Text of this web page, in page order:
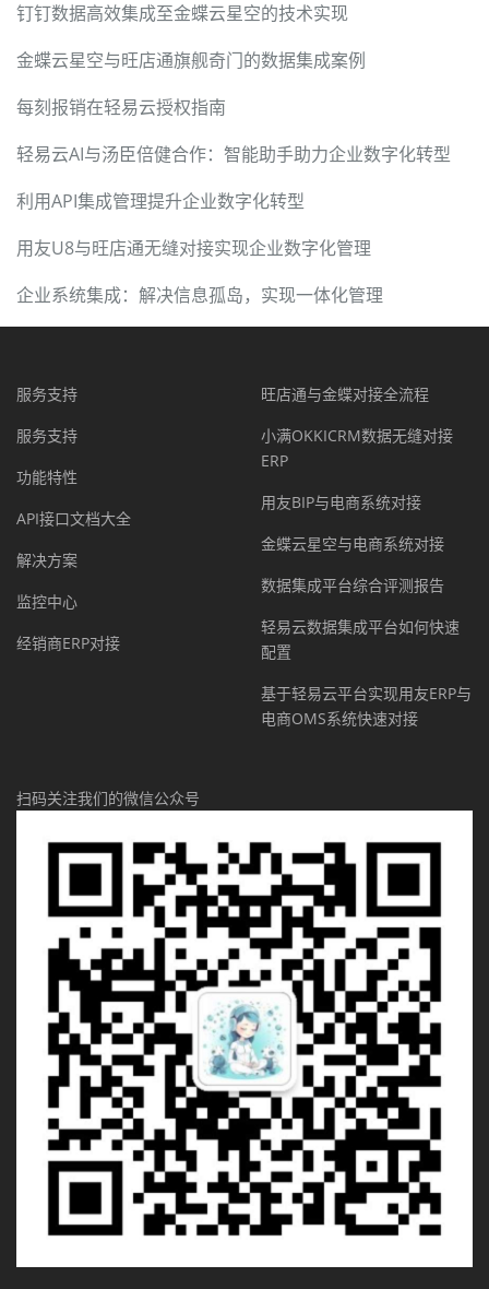
钉钉数据高效集成至金蝶云星空的技术实现
金蝶云星空与旺店通旗舰奇门的数据集成案例
每刻报销在轻易云授权指南
轻易云AI与汤臣倍健合作：智能助手助力企业数字化转型
利用API集成管理提升企业数字化转型
用友U8与旺店通无缝对接实现企业数字化管理
企业系统集成：解决信息孤岛，实现一体化管理
服务支持
服务支持
功能特性
API接口文档大全
解决方案
监控中心
经销商ERP对接
旺店通与金蝶对接全流程
小满OKKICRM数据无缝对接
ERP
用友BIP与电商系统对接
金蝶云星空与电商系统对接
数据集成平台综合评测报告
轻易云数据集成平台如何快速
配置
基于轻易云平台实现用友ERP与
电商OMS系统快速对接
扫码关注我们的微信公众号